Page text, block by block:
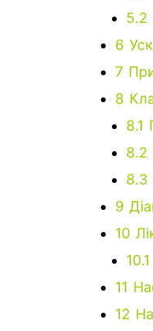
5.2
6
7
8
8.1
8.2
8.3
9
10
10.1
11
12